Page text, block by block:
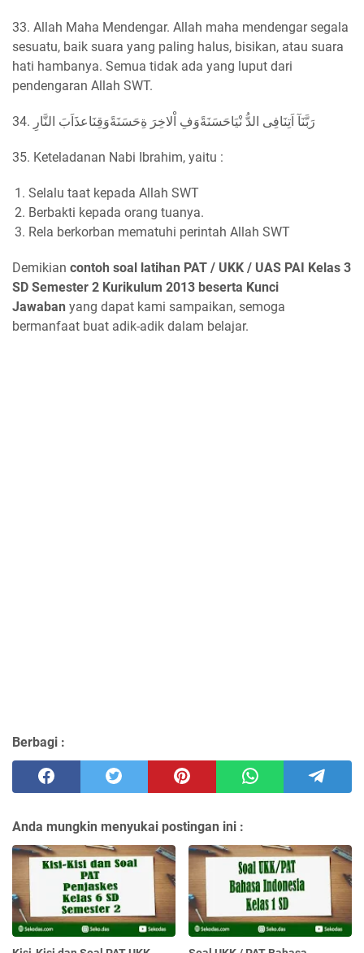
33. Allah Maha Mendengar. Allah maha mendengar segala
sesuatu, baik suara yang paling halus, bisikan, atau suara
hati hambanya. Semua tidak ada yang luput dari
pendengaran Allah SWT.
34. رَبَّنَآ اَتِنَافِى الدُّ نْيَاحَسَنَةًوَفِ اْلاخِرَ ةِحَسَنَةًوَقِنَاعذَاَبَ النَّارِ
35. Keteladanan Nabi Ibrahim, yaitu :
Selalu taat kepada Allah SWT
Berbakti kepada orang tuanya.
Rela berkorban mematuhi perintah Allah SWT
Demikian contoh soal latihan PAT / UKK / UAS PAI Kelas 3
SD Semester 2 Kurikulum 2013 beserta Kunci
Jawaban yang dapat kami sampaikan, semoga
bermanfaat buat adik-adik dalam belajar.
Berbagi :
Anda mungkin menyukai postingan ini :